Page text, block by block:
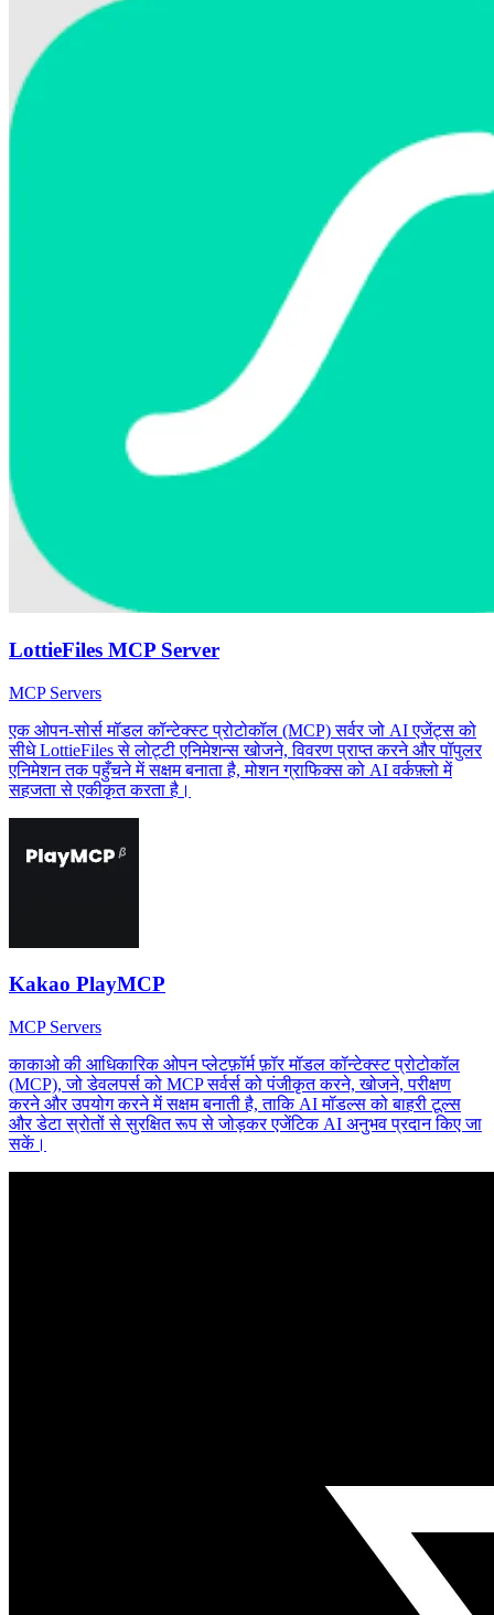
LottieFiles MCP Server
MCP Servers
एक ओपन-सोर्स मॉडल कॉन्टेक्स्ट प्रोटोकॉल (MCP) सर्वर जो AI एजेंट्स को
सीधे LottieFiles से लोट्टी एनिमेशन्स खोजने, विवरण प्राप्त करने और पॉपुलर
एनिमेशन तक पहुँचने में सक्षम बनाता है, मोशन ग्राफिक्स को AI वर्कफ़्लो में
सहजता से एकीकृत करता है।
Kakao PlayMCP
MCP Servers
काकाओ की आधिकारिक ओपन प्लेटफ़ॉर्म फ़ॉर मॉडल कॉन्टेक्स्ट प्रोटोकॉल
(MCP), जो डेवलपर्स को MCP सर्वर्स को पंजीकृत करने, खोजने, परीक्षण
करने और उपयोग करने में सक्षम बनाती है, ताकि AI मॉडल्स को बाहरी टूल्स
और डेटा स्रोतों से सुरक्षित रूप से जोड़कर एजेंटिक AI अनुभव प्रदान किए जा
सकें।